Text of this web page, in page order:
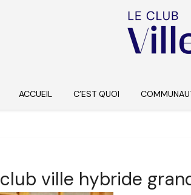
ACCUEIL C’EST QUOI
club ville hybride